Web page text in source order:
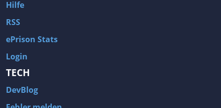
Hilfe
RSS
ePrison Stats
Login
TECH
DevBlog